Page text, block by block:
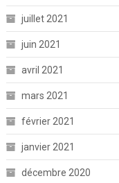
juillet 2021
juin 2021
avril 2021
mars 2021
février 2021
janvier 2021
décembre 2020